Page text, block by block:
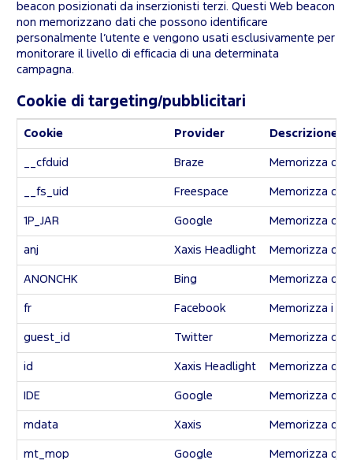
beacon posizionati da inserzionisti terzi. Questi Web beacon
non memorizzano dati che possono identificare
personalmente l’utente e vengono usati esclusivamente per
monitorare il livello di efficacia di una determinata
campagna.
Cookie di targeting/pubblicitari
Cookie Provider Descrizione
__cfduid Braze Memorizza
__fs_uid Freespace Memorizza
1P_JAR Google Memorizza
anj Xaxis Headlight Memorizza
ANONCHK Bing Memorizza
fr Facebook Memorizza i
guest_id Twitter Memorizza
id Xaxis Headlight Memorizza
IDE Google Memorizza
mdata Xaxis Memorizza
mt_mop Google Memorizza